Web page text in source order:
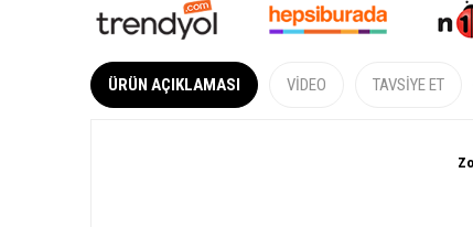
ÜRÜN AÇIKLAMASI VIDEO TAVSIYE ET